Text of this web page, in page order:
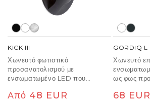
KICK III
Χωνευτό φωτιστικό
προσανατολισμού με
ενσωματωμένο LED που
Σχεδιασμένο για τοποθέτηση σε
Κανονική
Από 48 EUR
GORDIQ L
Χωνευτό
ως φως
Μόνο
Κανονική
68 EUR